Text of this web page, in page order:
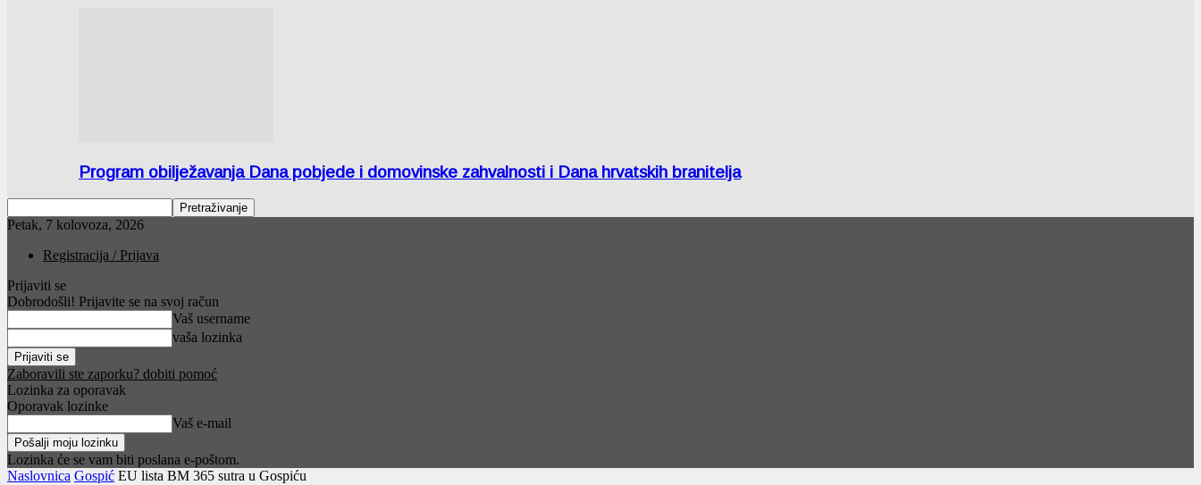
Program obilježavanja Dana pobjede i domovinske zahvalnosti i Dana hrvatskih branitelja
Petak, 7 kolovoza, 2026
Registracija / Prijava
Prijaviti se
Dobrodošli! Prijavite se na svoj račun
Vaš username
vaša lozinka
Zaboravili ste zaporku? dobiti pomoć
Lozinka za oporavak
Oporavak lozinke
Vaš e-mail
Lozinka će se vam biti poslana e-poštom.
Naslovnica Gospić EU lista BM 365 sutra u Gospiću